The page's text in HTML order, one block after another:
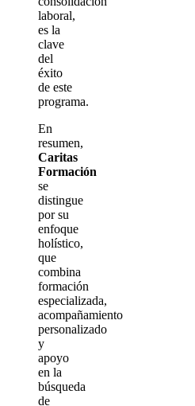
laboral,
es la
clave
del
éxito
de este
programa.
En
resumen,
Caritas
Formación
se
distingue
por su
enfoque
holístico,
que
combina
formación
especializada,
acompañamiento
personalizado
y
apoyo
en la
búsqueda
de